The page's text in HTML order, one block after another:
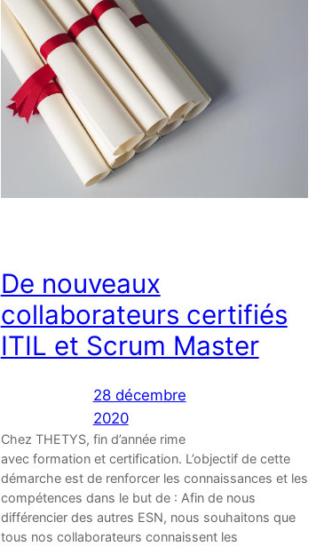
De nouveaux
collaborateurs certifiés
ITIL et Scrum Master
28 décembre
2020
Chez THETYS, fin d’année rime
avec formation et certification. L’objectif de cette
démarche est de renforcer les connaissances et les
compétences dans le but de : Afin de nous
différencier des autres ESN, nous souhaitons que
tous nos collaborateurs connaissent les